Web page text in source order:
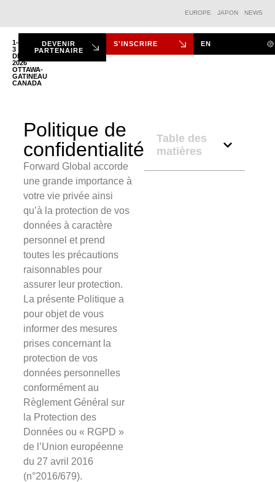
EUROPE JAPON NEWS
1-
3
DÉC.
2026
OTTAWA-
GATINEAU
CANADA
EN
S'INSCRIRE
DEVENIR
PARTENAIRE
Politique de
confidentialité
Forward Global accorde
une grande importance à
votre vie privée ainsi
qu’à la protection de vos
données à caractère
personnel et prend
toutes les précautions
raisonnables pour
assurer leur protection.
La présente Politique a
pour objet de vous
informer des mesures
prises concernant la
protection de vos
données personnelles
conformément au
Règlement Général sur
la Protection des
Données ou « RGPD »
de l’Union européenne
du 27 avril 2016
(n°2016/679).
Table des
matières